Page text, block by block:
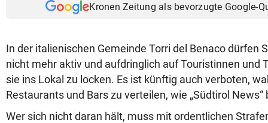
Kronen Zeitung als bevorzugte Google-
In der italienischen Gemeinde Torri del Benaco dürfen
nicht mehr aktiv und aufdringlich auf Touristinnen und
sie ins Lokal zu locken. Es ist künftig auch verboten,
Restaurants und Bars zu verteilen, wie „Südtirol News“
Wer sich nicht daran hält, muss mit ordentlichen